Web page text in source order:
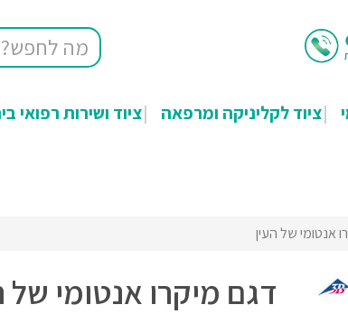
ציוד לקליניקה ומרפאה ציוד ושירות רפואי
אנטומי של העין
דגם מיקרו אנטומי של